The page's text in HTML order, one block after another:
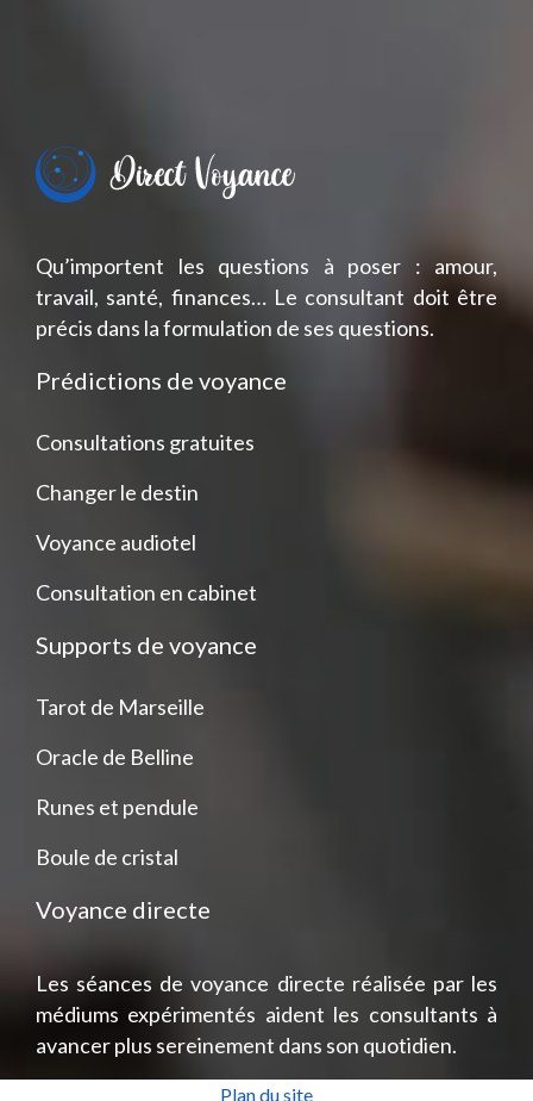
Qu’importent les questions à poser : amour,
travail, santé, finances… Le consultant doit être
précis dans la formulation de ses questions.
Prédictions de voyance
Consultations gratuites
Changer le destin
Voyance audiotel
Consultation en cabinet
Supports de voyance
Tarot de Marseille
Oracle de Belline
Runes et pendule
Boule de cristal
Voyance directe
Les séances de voyance directe réalisée par les
médiums expérimentés aident les consultants à
avancer plus sereinement dans son quotidien.
Plan du site